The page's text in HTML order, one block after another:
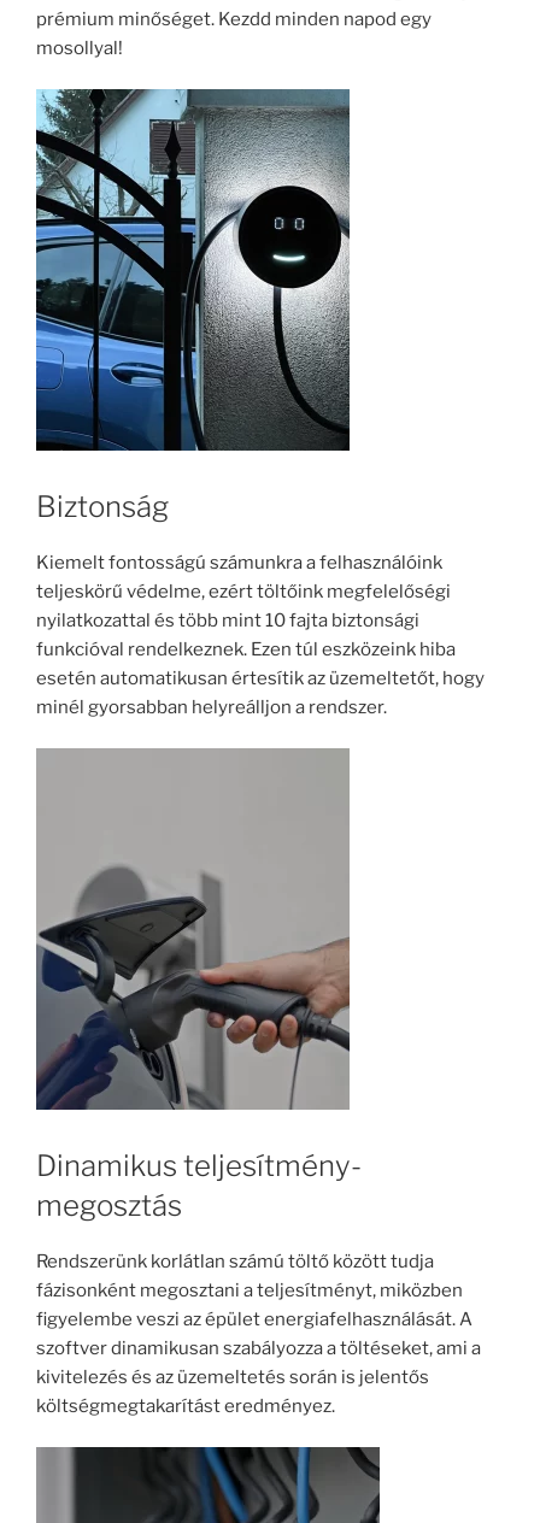
prémium minőséget. Kezdd minden napod egy
mosollyal!
Biztonság
Kiemelt fontosságú számunkra a felhasználóink
teljeskörű védelme, ezért töltőink megfelelőségi
nyilatkozattal és több mint 10 fajta biztonsági
funkcióval rendelkeznek. Ezen túl eszközeink hiba
esetén automatikusan értesítik az üzemeltetőt, hogy
minél gyorsabban helyreálljon a rendszer.
Dinamikus teljesítmény-
megosztás
Rendszerünk korlátlan számú töltő között tudja
fázisonként megosztani a teljesítményt, miközben
figyelembe veszi az épület energiafelhasználását. A
szoftver dinamikusan szabályozza a töltéseket, ami a
kivitelezés és az üzemeltetés során is jelentős
költségmegtakarítást eredményez.